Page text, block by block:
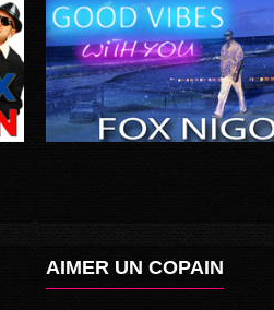
AIMER UN COPAIN